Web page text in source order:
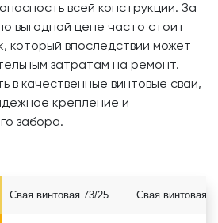
всей конструкции. За
выгодной цене часто стоит
который впоследствии может
затратам на ремонт.
в качественные винтовые сваи,
крепление и
забора.
Свая винтовая 73/250*2500